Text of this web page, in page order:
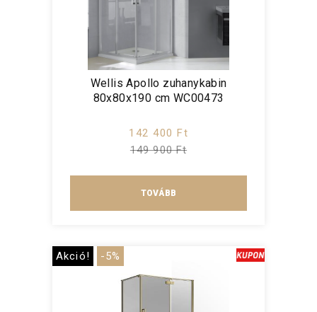
Wellis Apollo zuhanykabin
80x80x190 cm WC00473
142 400 Ft
149 900 Ft
TOVÁBB
Akció! -5%